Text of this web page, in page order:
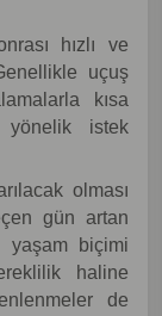
hızlı ve
uçuş
kısa
istek
olması
gün artan
yaşam biçimi
haline
de